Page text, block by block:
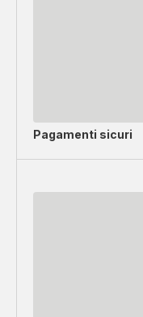
Pagamenti sicuri